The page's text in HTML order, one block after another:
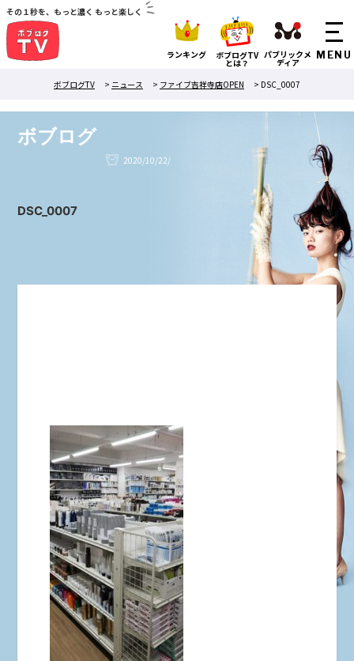
その１秒を、もっと濃く もっと楽しく
ランキング ボブログTV
とは？
パブリックメ
ディア
ボブログTV
> ニュース > ファイブ吉祥寺店OPEN > DSC_0007
ボブログ
2020/10/22/
DSC_0007